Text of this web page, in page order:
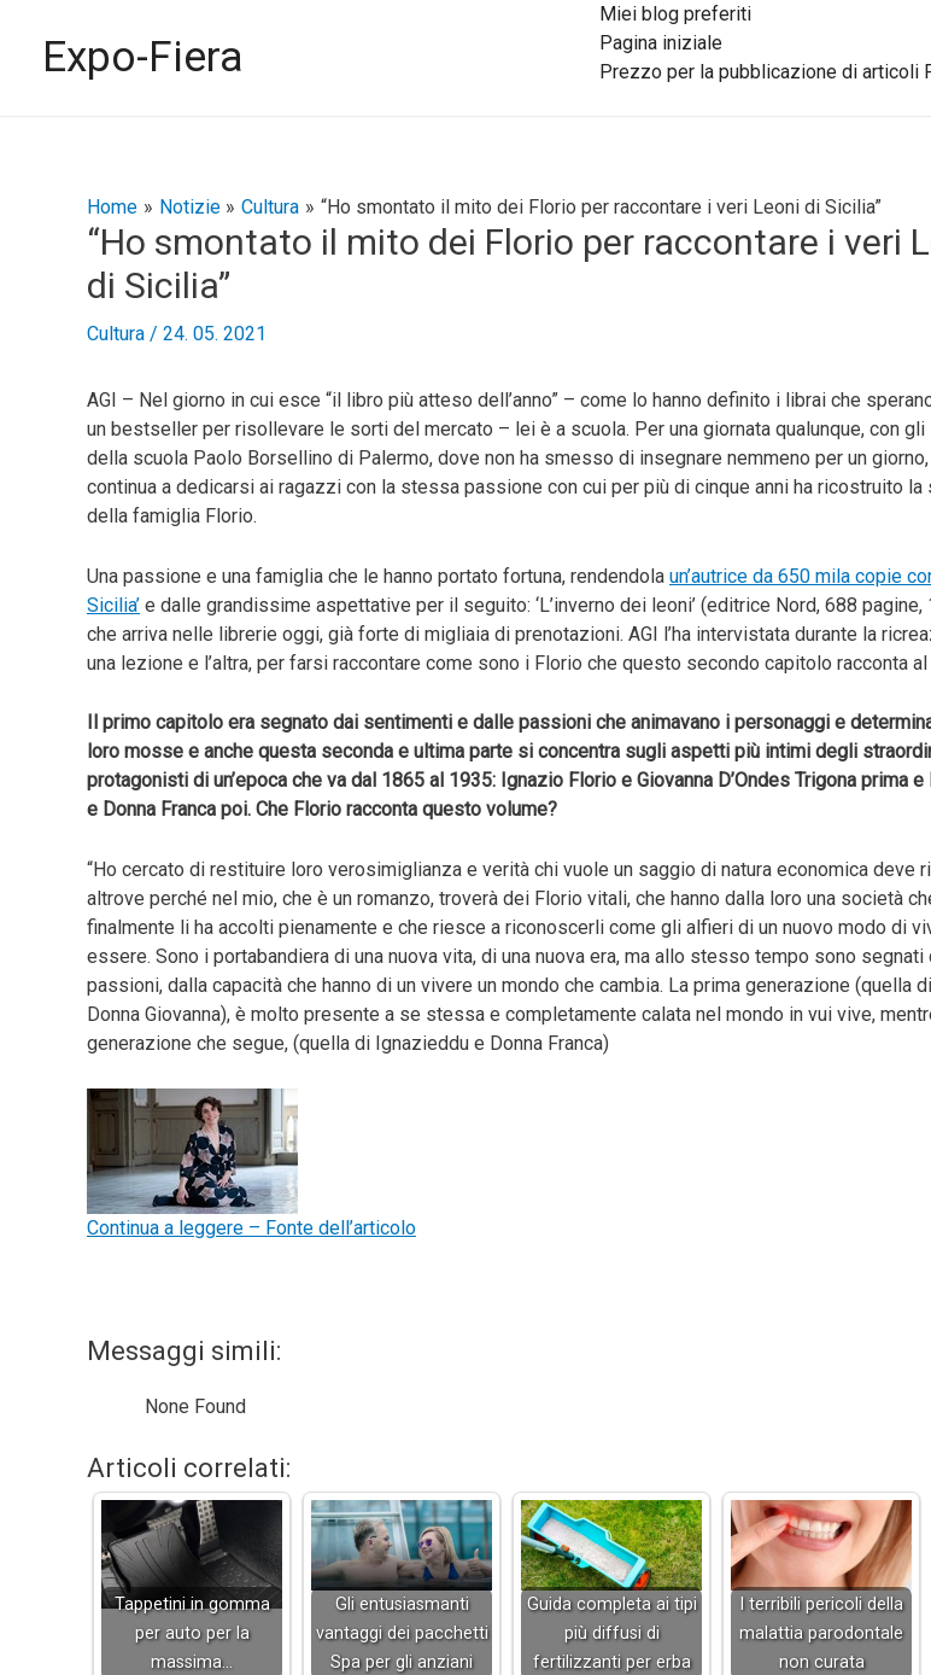
contenutoExpo-Fiera
Miei blog preferiti
Pagina iniziale
Prezzo per la pubblicazione di articoli
Home Notizie Cultura “Ho smontato il mito dei Florio per raccontare i veri Leoni di Sicilia”
“Ho smontato il mito dei Florio per raccontare i veri
di Sicilia”
Cultura / 24. 05. 2021
AGI – Nel giorno in cui esce “il libro più atteso dell’anno” – come lo hanno definito i librai che
un bestseller per risollevare le sorti del mercato – lei è a scuola. Per una giornata qualunque, con
della scuola Paolo Borsellino di Palermo, dove non ha smesso di insegnare nemmeno per un
continua a dedicarsi ai ragazzi con la stessa passione con cui per più di cinque anni ha ricostruito la
della famiglia Florio.
Una passione e una famiglia che le hanno portato fortuna, rendendola un’autrice da 650 mila copie
Sicilia’ e dalle grandissime aspettative per il seguito: ‘L’inverno dei leoni’ (editrice Nord, 688 pagine,
che arriva nelle librerie oggi, già forte di migliaia di prenotazioni. AGI l’ha intervistata durante la
una lezione e l’altra, per farsi raccontare come sono i Florio che questo secondo capitolo racconta
Il primo capitolo era segnato dai sentimenti e dalle passioni che animavano i personaggi e
loro mosse e anche questa seconda e ultima parte si concentra sugli aspetti più intimi degli
protagonisti di un’epoca che va dal 1865 al 1935: Ignazio Florio e Giovanna D’Ondes Trigona prima e
e Donna Franca poi. Che Florio racconta questo volume?
“Ho cercato di restituire loro verosimiglianza e verità chi vuole un saggio di natura economica deve
altrove perché nel mio, che è un romanzo, troverà dei Florio vitali, che hanno dalla loro una società
finalmente li ha accolti pienamente e che riesce a riconoscerli come gli alfieri di un nuovo modo di
essere. Sono i portabandiera di una nuova vita, di una nuova era, ma allo stesso tempo sono segnati
passioni, dalla capacità che hanno di un vivere un mondo che cambia. La prima generazione (quella
Donna Giovanna), è molto presente a se stessa e completamente calata nel mondo in vui vive,
generazione che segue, (quella di Ignazieddu e Donna Franca)
Continua a leggere – Fonte dell’articolo
Messaggi simili:
None Found
Articoli correlati:
Tappetini in gomma
per auto per la
massima…
Gli entusiasmanti
vantaggi dei pacchetti
Spa per gli anziani
Guida completa ai tipi
più diffusi di
fertilizzanti per erba
I terribili pericoli della
malattia parodontale
non curata
Navigazione
articoli